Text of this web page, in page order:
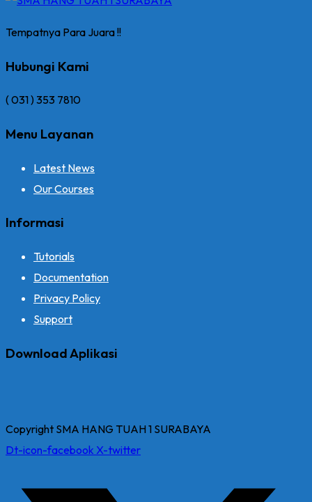
Tempatnya Para Juara !!
Hubungi Kami
( 031 ) 353 7810
Menu Layanan
Latest News
Our Courses
Informasi
Tutorials
Documentation
Privacy Policy
Support
Download Aplikasi
Copyright SMA HANG TUAH 1 SURABAYA
Dt-icon-facebook X-twitter